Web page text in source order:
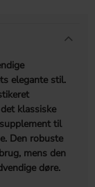
elegante stil.
klassiske
til
Den robuste
mens den
døre.